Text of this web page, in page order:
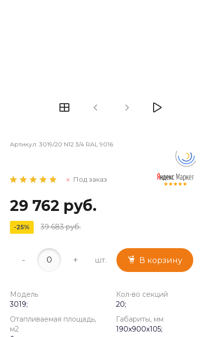
Артикул: 3019/20 N12 3/4 RAL 9016
Под заказ
29 762 руб.
-25% 39 683 руб.
- + шт. В корзину
Модель
3019;
Кол-во секций
20;
Отапливаемая площадь,
м2
Габариты, мм
190x900x105;